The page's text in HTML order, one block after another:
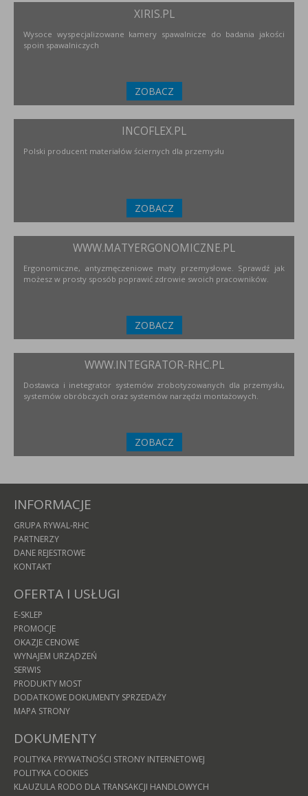
XIRIS.PL
Wysoce wyspecjalizowane kamery spawalnicze do badania jakości
spoin spawalniczych
ZOBACZ
INCOFLEX.PL
Polski producent materiałów ściernych dla przemysłu
ZOBACZ
WWW.MATYERGONOMICZNE.PL
Ergonomiczne, antyzmęczeniowe maty przemysłowe. Sprawdź jak
możesz w prosty sposób poprawić zdrowie swoich pracowników.
ZOBACZ
WWW.INTEGRATOR-RHC.PL
Dostawca i inetegrator systemów zrobotyzowanych dla przemysłu,
systemów obróbczych oraz systemów narzędzi montażowych.
ZOBACZ
INFORMACJE
GRUPA RYWAL-RHC
PARTNERZY
DANE REJESTROWE
KONTAKT
OFERTA I USŁUGI
E-SKLEP
PROMOCJE
OKAZJE CENOWE
WYNAJEM URZĄDZEŃ
SERWIS
PRODUKTY MOST
DODATKOWE DOKUMENTY SPRZEDAŻY
MAPA STRONY
DOKUMENTY
POLITYKA PRYWATNOŚCI STRONY INTERNETOWEJ
POLITYKA COOKIES
KLAUZULA RODO DLA TRANSAKCJI HANDLOWYCH